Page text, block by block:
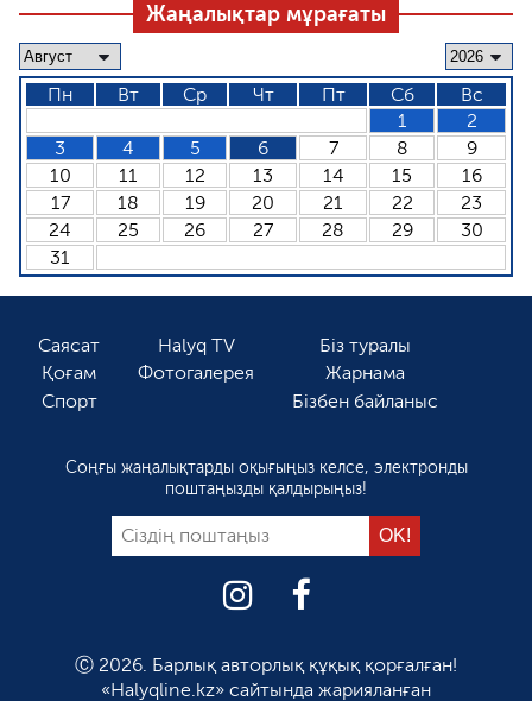
Жаңалықтар мұрағаты
Пн Вт Ср Чт Пт Сб
Вс
1
2
3
4 5 6 7 8
9
10
11 12 13 14 15
16
17
18 19 20 21 22
23
24
25 26 27 28 29
30
31
Саясат
Қоғам
Спорт
Halyq TV
Фотогалерея
Біз туралы
Жарнама
Бізбен байланыс
Соңғы жаңалықтарды оқығыңыз келсе, электронды
поштаңызды қалдырыңыз!
Ⓒ 2026. Барлық авторлық құқық қорғалған!
«Halyqline.kz» сайтында жарияланған